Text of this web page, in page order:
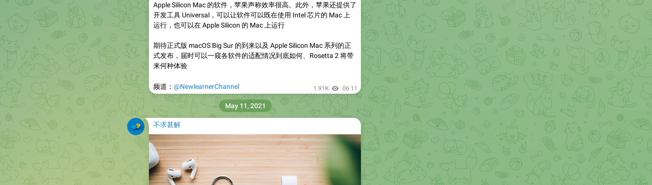
Apple Silicon Mac 的软件，苹果声称效率很高。此外，苹果还提供了
开发工具 Universal，可以让软件可以既在使用 Intel 芯片的 Mac 上
运行，也可以在 Apple Silicon 的 Mac 上运行
期待正式版 macOS Big Sur 的到来以及 Apple Silicon Mac 系列的正
式发布，届时可以一窥各软件的适配情况到底如何、Rosetta 2 将带
来何种体验
频道： @NewlearnerChannel 1.91K 06:11
不求甚解
May 11, 2021